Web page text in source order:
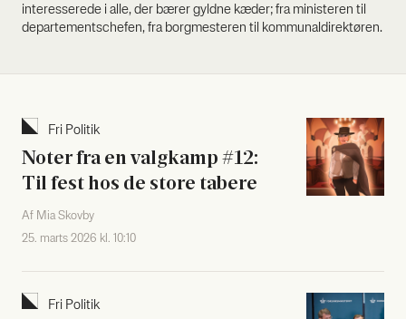
interesserede i alle, der bærer gyldne kæder; fra ministeren til
departementschefen, fra borgmesteren til kommunaldirektøren.
Fri Poli­tik
Noter fra en valg­kamp #12:
Til fest hos de sto­re tabe­re
Af Mia Skovby
25. marts 2026 kl. 10:10
Fri Poli­tik